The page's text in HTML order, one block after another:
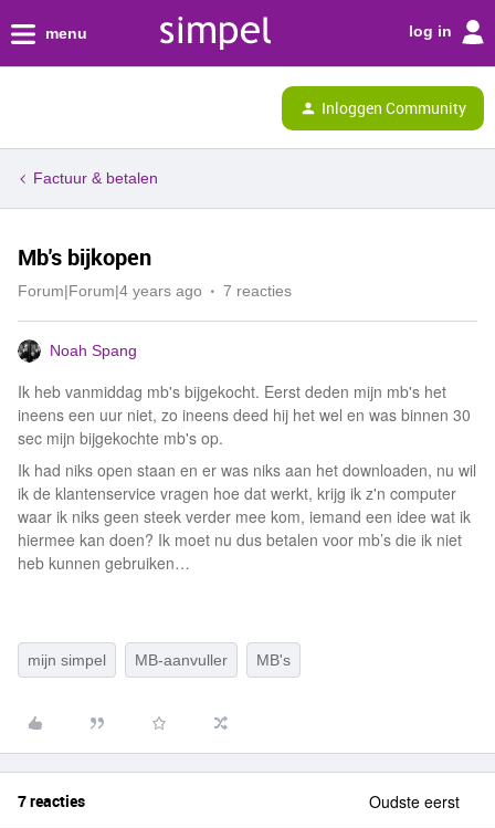
menu log in
Inloggen Community
Factuur & betalen
Mb's bijkopen
Forum|Forum|4 years ago 7 reacties
Noah Spang
Ik heb vanmiddag mb's bijgekocht. Eerst deden mijn mb's het
ineens een uur niet, zo ineens deed hij het wel en was binnen 30
sec mijn bijgekochte mb's op.
Ik had niks open staan en er was niks aan het downloaden, nu wil
ik de klantenservice vragen hoe dat werkt, krijg ik z'n computer
waar ik niks geen steek verder mee kom, iemand een idee wat ik
hiermee kan doen? Ik moet nu dus betalen voor mb’s die ik niet
heb kunnen gebruiken…
mijn simpel MB-aanvuller MB's
7 reacties Oudste eerst